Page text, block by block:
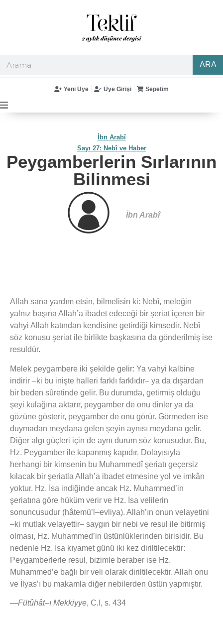
ARA
Yeni Üye Üye Girişi Sepetim
İbn Arabî
Sayı 27: Nebî ve Haber
Peygamberlerin Sırlarının
Bilinmesi
İbn Arabî
Allah sana yardım etsin, bilmelisin ki: Nebî, meleğin
yalnız başına Allah’a ibadet edeceği bir şeriat içeren bir
vahyi Allah katından kendisine getirdiği kimsedir. Nebî
söz konusu şeriat ile birlikte başkasına da gönderilmiş ise
resuldür.
Melek peygambere iki şekilde gelir: Ya vahyi kalbine
indirir –ki bu inişte halleri farklı farklıdır– ya da dışardan
bir beden sûretinde gelir. Bu durumda, getirmiş olduğu
şeyi kulağına aktarır, peygamber de onu dinler ya da
gözüne gösterir, peygamber de onu görür. Görmeden ise
duymadan meydana gelen şeyin aynısı meydana gelir.
Diğer algı güçleri için de aynı durum söz konusudur. Bu,
Hz. Peygamber ile kapanmış kapıdır. Dolayısıyla
herhangi bir kimsenin bu Muhammedî şeriatı geçersiz
kılacak bir şeriatla Allah’a ibadet etmesine yol ve imkân
yoktur. Hz. İsa indiğinde ancak Hz. Muhammed’in
şeriatına göre hüküm verir ve Hz. İsa velilerin
sonuncusudur (hâtemü’l–evliya). Allah’ın onun velayetini
–ki mutlak velayettir– saygın bir nebi ve resul ile bitirmiş
olması, Hz. Muhammed’in üstünlüklerinden birisidir. Bu
nedenle Hz. İsa kıyamet günü iki kez diriltilecektir:
Peygamberlerle resul, bizimle beraber ise Hz.
Muhammed’e bağlı bir veli olarak diriltilecektir. Allah onu
ve İlyas’ı bu makamla diğer nebilerden üstün yapmıştır.
—Fütûhât–ı Mekkiyye, C.I, s. 434